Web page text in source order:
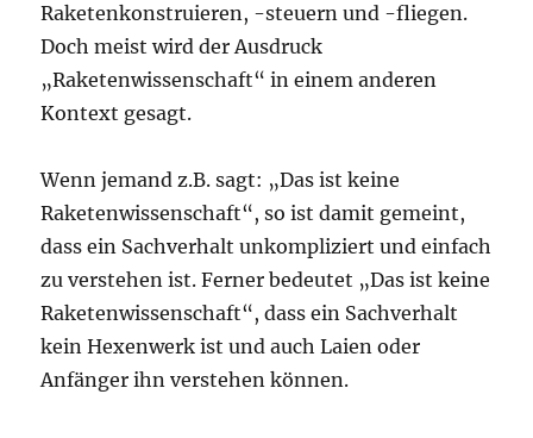
Raketenkonstruieren, -steuern und -fliegen.
Doch meist wird der Ausdruck
„Raketenwissenschaft“ in einem anderen
Kontext gesagt.
Wenn jemand z.B. sagt: „Das ist keine
Raketenwissenschaft“, so ist damit gemeint,
dass ein Sachverhalt unkompliziert und einfach
zu verstehen ist. Ferner bedeutet „Das ist keine
Raketenwissenschaft“, dass ein Sachverhalt
kein Hexenwerk ist und auch Laien oder
Anfänger ihn verstehen können.